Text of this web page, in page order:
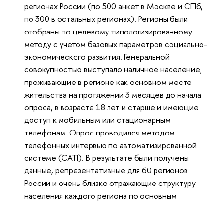
регионах России (по 500 анкет в Москве и СПб,
по 300 в остальных регионах). Регионы были
отобраны по целевому типологизированному
методу с учетом базовых параметров социально-
экономического развития. Генеральной
совокупностью выступало наличное население,
проживающие в регионе как основном месте
жительства на протяжении 3 месяцев до начала
опроса, в возрасте 18 лет и старше и имеющие
доступ к мобильным или стационарным
телефонам. Опрос проводился методом
телефонных интервью по автоматизированной
системе (CATI). В результате были получены
данные, репрезентативные для 60 регионов
России и очень близко отражающие структуру
населения каждого региона по основным